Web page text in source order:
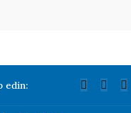
edin: